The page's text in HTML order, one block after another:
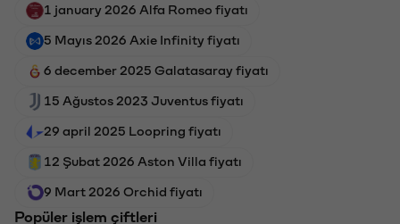
1 january 2026 Alfa Romeo fiyatı
5 Mayıs 2026 Axie Infinity fiyatı
6 december 2025 Galatasaray fiyatı
15 Ağustos 2023 Juventus fiyatı
29 april 2025 Loopring fiyatı
12 Şubat 2026 Aston Villa fiyatı
9 Mart 2026 Orchid fiyatı
Popüler işlem çiftleri